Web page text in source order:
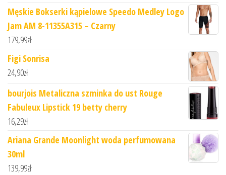
Męskie Bokserki kąpielowe Speedo Medley Logo
Jam AM 8-11355A315 – Czarny
179,99zł
Figi Sonrisa
24,90zł
bourjois Metaliczna szminka do ust Rouge
Fabuleux Lipstick 19 betty cherry
16,29zł
Ariana Grande Moonlight woda perfumowana
30ml
139,99zł